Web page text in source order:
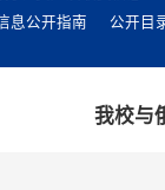
息公开指南 公开目
我校与